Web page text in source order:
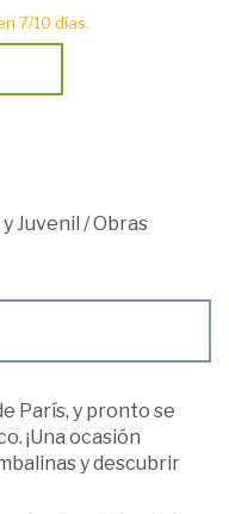
7/10 días.
Juvenil /Obras
París, y pronto se
¡Una ocasión
y descubrir